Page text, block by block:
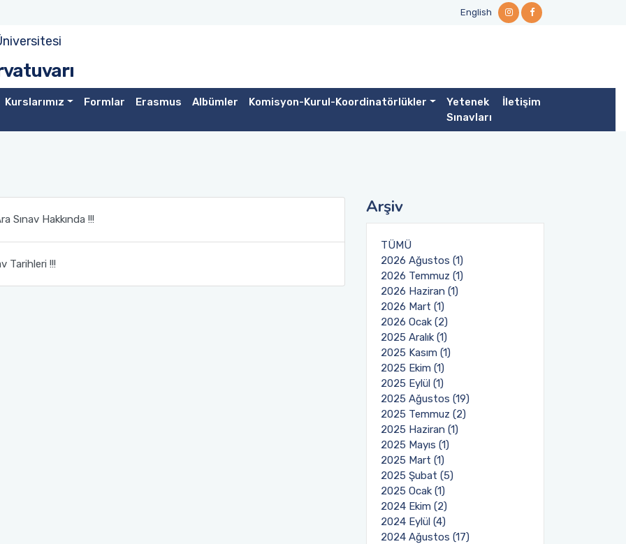
English
Kurslarımız Formlar Erasmus Albümler Komisyon-Kurul-Koordinatörlükler
Yetenek
Sınavları
İletişim
Sınav Hakkında !!!
Tarihleri !!!
Arşiv
TÜMÜ
2026 Ağustos (1)
2026 Temmuz (1)
2026 Haziran (1)
2026 Mart (1)
2026 Ocak (2)
2025 Aralık (1)
2025 Kasım (1)
2025 Ekim (1)
2025 Eylül (1)
2025 Ağustos (19)
2025 Temmuz (2)
2025 Haziran (1)
2025 Mayıs (1)
2025 Mart (1)
2025 Şubat (5)
2025 Ocak (1)
2024 Ekim (2)
2024 Eylül (4)
2024 Ağustos (17)